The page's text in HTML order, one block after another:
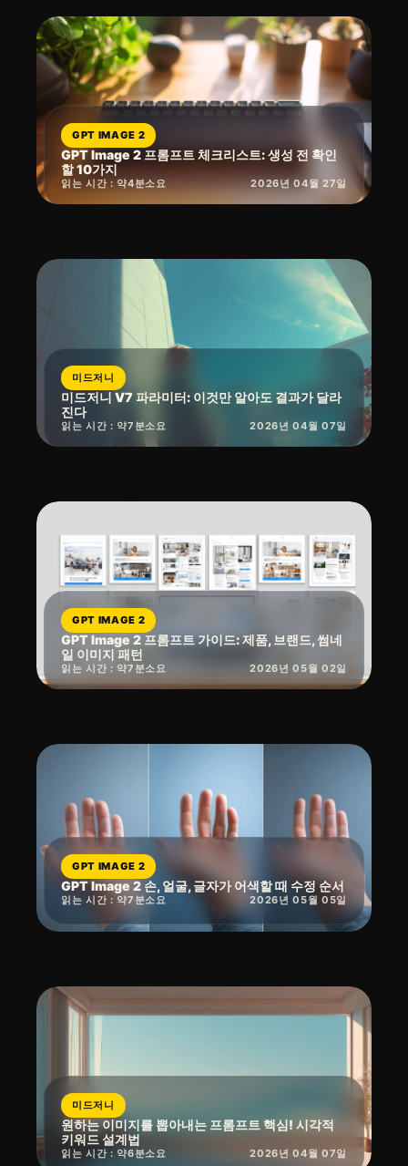
GPT IMAGE 2
GPT Image 2 프롬프트 체크리스트: 생성 전 확인
할 10가지
읽는 시간 : 약4분소요 2026년 04월 27일
미드저니
미드저니 V7 파라미터: 이것만 알아도 결과가 달라
진다
읽는 시간 : 약7 분소요 2026년 04월 07일
GPT IMAGE 2
GPT Image 2 프롬프트 가이드: 제품, 브랜드, 썸네
일 이미지 패턴
읽는 시간 : 약7 분소요 2026년 05월 02일
GPT IMAGE 2
GPT Image 2 손, 얼굴, 글자가 어색할 때 수정 순서
읽는 시간 : 약7 분소요 2026년 05월 05일
미드저니
원하는 이미지를 뽑아내는 프롬프트 핵심! 시각적
키워드 설계법
읽는 시간 : 약6분소요 2026년 04월 07일